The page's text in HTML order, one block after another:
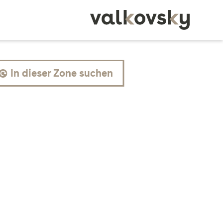
Akquirieren
Finden Sie einfach die
In dieser Zone suchen